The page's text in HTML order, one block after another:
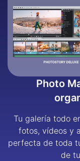
Photo
Tu galería todo
fotos, vídeos y
perfecta de toda
de